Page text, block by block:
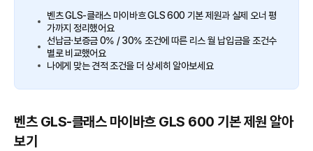
벤츠 GLS-클래스 마이바흐 GLS 600 기본 제원과 실제 오너 평
가까지 정리했어요
선납금·보증금 0% / 30% 조건에 따른 리스 월 납입금을 조건수
별로 비교했어요
나에게 맞는 견적 조건을 더 상세히 알아보세요
벤츠 GLS-클래스 마이바흐 GLS 600 기본 제원 알아
보기